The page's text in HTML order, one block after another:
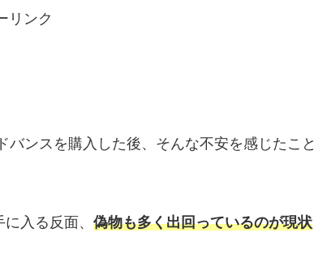
リンク
ンスを購入した後、そんな不安を感じたこと
入る反面、 偽物も多く出回っているのが現状